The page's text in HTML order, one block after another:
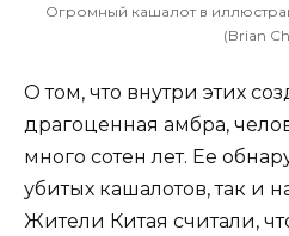
Огромный кашалот в
(Brian
О том, что внутри этих
драгоценная амбра,
много сотен лет. Ее
убитых кашалотов, так и
Жители Китая считали,